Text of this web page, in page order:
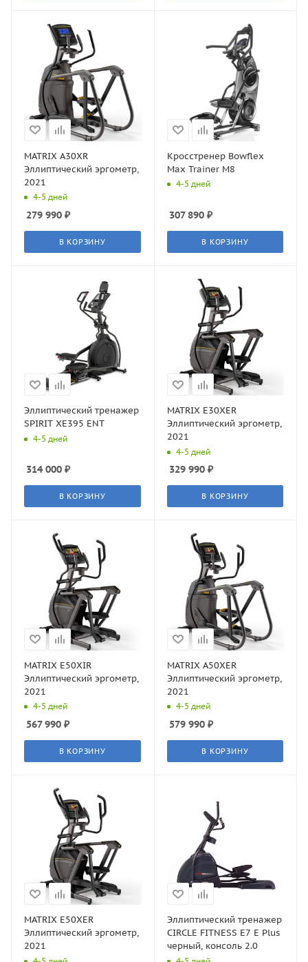
MATRIX A30XR
Эллиптический эргометр,
2021
4-5 дней
279 990 ₽
В КОРЗИНУ
Кросстренер Bowflex
Max Trainer M8
4-5 дней
307 890₽
В КОРЗИНУ
Эллиптический тренажер
SPIRIT XE395 ENT
4-5 дней
314 000 ₽
В КОРЗИНУ
MATRIX E30XER
Эллиптический эргометр,
2021
4-5 дней
329 990₽
В КОРЗИНУ
MATRIX E50XIR
Эллиптический эргометр,
2021
4-5 дней
567 990 ₽
В КОРЗИНУ
MATRIX A50XER
Эллиптический эргометр,
2021
4-5 дней
579 990₽
В КОРЗИНУ
MATRIX E50XER
Эллиптический эргометр,
2021
Эллиптический тренажер
CIRCLE FITNESS E7 E Plus
черный, консоль 2.0